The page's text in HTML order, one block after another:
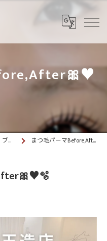
ブログ まつ毛パーマBefore,After🎀♥️🫧